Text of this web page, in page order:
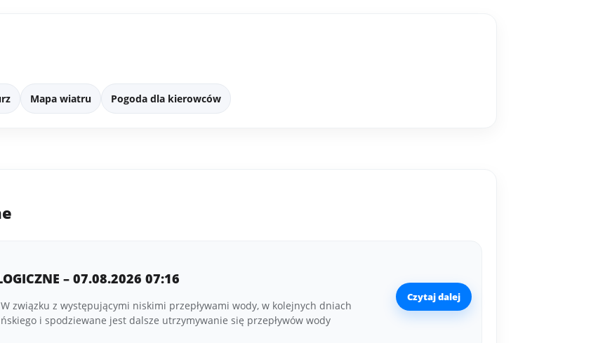
Mapa wiatru Pogoda dla kierowców
– 07.08.2026 07:16
związku z występującymi niskimi przepływami wody, w kolejnych dniach
i spodziewane jest dalsze utrzymywanie się przepływów wody
Czytaj dalej